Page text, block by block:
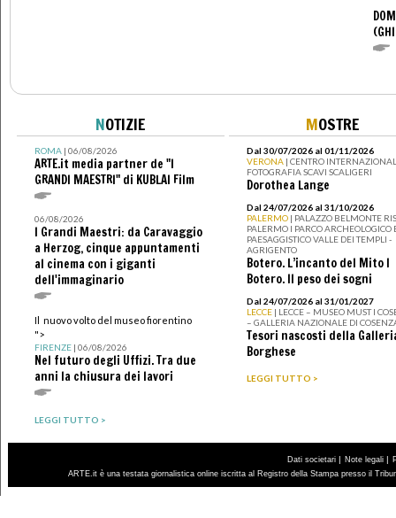
NOTIZIE
ROMA| 06/08/2026
ARTE.it media partner de "I
GRANDI MAESTRI" di KUBLAI Film
06/08/2026
I Grandi Maestri: da Caravaggio
a Herzog, cinque appuntamenti
al cinema con i giganti
dell'immaginario
Il nuovo volto del museo fiorentino
">
FIRENZE| 06/08/2026
Nel futuro degli Uffizi. Tra due
anni la chiusura dei lavori
LEGGI TUTTO >
MOSTRE
Dal 30/07/2026 al 01/11/2026
VERONA | CENTRO
FOTOGRAFIA SCAVI SCALIGERI
Dorothea Lange
Dal 24/07/2026 al 31/10/2026
PALERMO | PALAZZO BELMONTE
PALERMO I PARCO ARCHEOLOGICO
PAESAGGISTICO VALLE DEI TEMPLI -
AGRIGENTO
Botero. L’incanto del Mito I
Botero. Il peso dei sogni
Dal 24/07/2026 al 31/01/2027
LECCE | LECCE – MUSEO MUST I
– GALLERIA NAZIONALE DI
Tesori nascosti della
Borghese
LEGGI TUTTO >
Dati societari | Note legali |
ARTE.it è una testata giornalistica online iscritta al Registro della Stampa presso il